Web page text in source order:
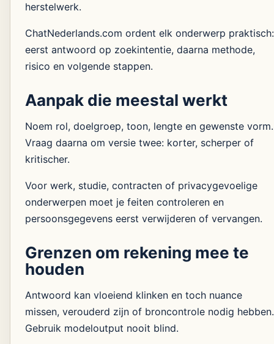
herstelwerk.
ChatNederlands.com ordent elk onderwerp praktisch:
eerst antwoord op zoekintentie, daarna methode,
risico en volgende stappen.
Aanpak die meestal werkt
Noem rol, doelgroep, toon, lengte en gewenste vorm.
Vraag daarna om versie twee: korter, scherper of
kritischer.
Voor werk, studie, contracten of privacygevoelige
onderwerpen moet je feiten controleren en
persoonsgegevens eerst verwijderen of vervangen.
Grenzen om rekening mee te
houden
Antwoord kan vloeiend klinken en toch nuance
missen, verouderd zijn of broncontrole nodig hebben.
Gebruik modeloutput nooit blind.